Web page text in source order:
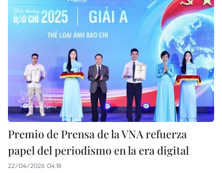
Premio de Prensa de la VNA refuerza
papel del periodismo en la era digital
22/04/2026 04:18